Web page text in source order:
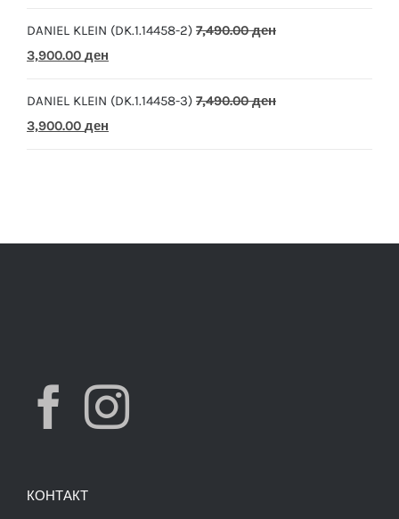
was:
10,390.00 ден.
is:
5,500.00 ден.
DANIEL KLEIN (DK.1.14458-2) 7,490.00ден
Original
was:
7,490.00 ден.
3,900.00 ден
is:
3,900.00 ден.
DANIEL KLEIN (DK.1.14458-3) 7,490.00ден
Original
3,900.00 ден
КОНТАКТ